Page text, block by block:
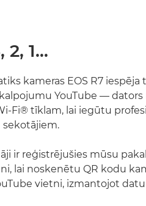
2, 1…
kameras EOS R7 iespēja
YouTube — dators
Fi® tīklam, lai iegūtu
sekotājiem.
ir reģistrējušies mūsu
lai noskenētu QR kodu
vietni, izmantojot